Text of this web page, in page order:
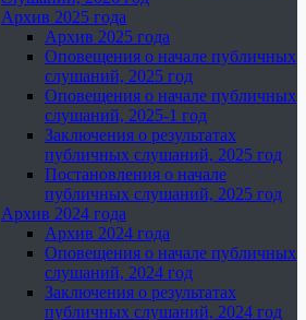
Архив 2025 года
Архив 2025 года
Оповещения о начале публичных
слушаний, 2025 год
Оповещения о начале публичных
слушаний, 2025-1 год
Заключения о результатах
публичных слушаний, 2025 год
Постановления о начале
публичных слушаний, 2025 год
Архив 2024 года
Архив 2024 года
Оповещения о начале публичных
слушаний, 2024 год
Заключения о результатах
публичных слушаний, 2024 год